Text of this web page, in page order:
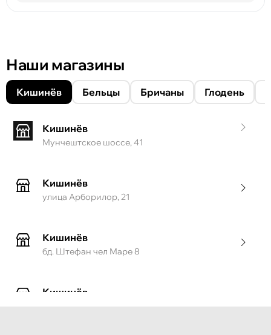
Наши магазины
Кишинёв Бельцы Бричаны Глодень
Кишинёв
Мунчештское шоссе, 41
Кишинёв
улица Арборилор, 21
Кишинёв
бд. Штефан чел Маре 8
Кишинёв